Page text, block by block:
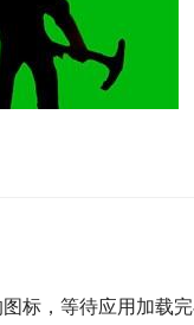
标，等待应用加载完